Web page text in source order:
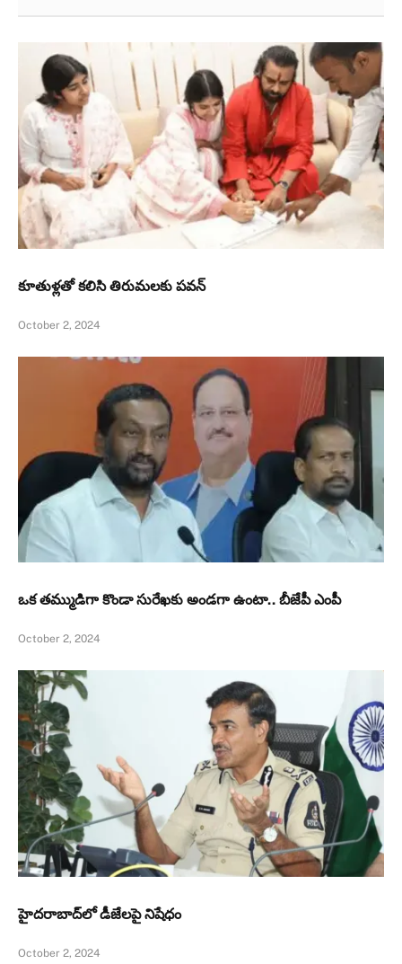
కూతుళ్ల‌తో క‌లిసి తిరుమ‌లకు పవన్‌
October 2, 2024
ఒక తమ్ముడిగా కొండా సురేఖకు అండగా ఉంటా.. బీజేపీ ఎంపీ
October 2, 2024
హైదరాబాద్‌లో డీజేలపై నిషేధం
October 2, 2024